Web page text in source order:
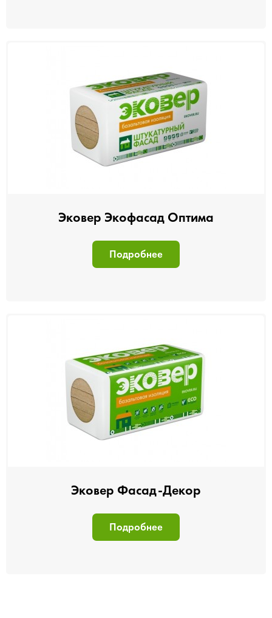
Эковер Экофасад Оптима
Подробнее
Эковер Фасад-Декор
Подробнее